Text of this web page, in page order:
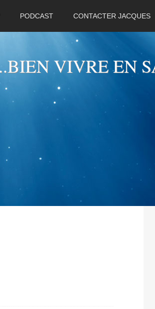
PODCAST CONTACTER JACQUES
VIVRE EN